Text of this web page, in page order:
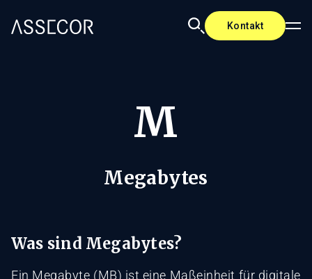
Kontakt
M
Megabytes
Was sind Megabytes?
Ein Megabyte (MB) ist eine Maßeinheit für digitale